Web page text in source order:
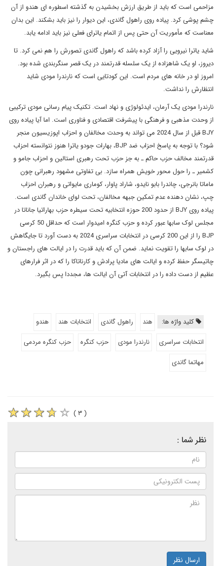
مزاحمی است که باید از طریق ارزش بخشیدن به گذشته اسطوره ای هندو از آن
چشم پوشی کرد. پیاده روی راهول گاندی، این دیوار را نیز باید بشکند. این بدان
معناست که مأموریت آن حتی پس از اتمام یاترای فعلی نیز باید ادامه یابد.
شاید یاترا نیرویی را آزاد کرده باشد که راهول گاندی تصورش را هم نمی کرد. تا
دیروز، او یک شاهزاده از یک سلسله قدرتمند در یک قصر سنگربندی شده بود.
امروز او در خانه های مردم است. این کودتایی است که نارندرا مودی شاید
انتظارش را نداشت.
نارندرا مودی یک آرمان، ایدئولوژی و نهاد است. تکنیک پیام‌ رسانی مودی ترکیبی
از وحدت مذهبی و فرهنگی با پیشرفت اقتصادی و فناوری است. اما آیا پیاده روی
BJY قبل از سال 2024 می تواند به وحدت مخالفان و احزاب اپوزیسیون منجر
شود؟ با توجه به پاسخ احزاب ضد BJP، بهارات جودو یاترا هنوز نتوانسته احزاب
قدرتمند مخالف حزب حاکم ـ به جز حزب تحت رهبری استالین و احزاب جامو و
کشمیر ـ را حول محور خویش همراه سازد. بی ‌تفاوتی مشهود رهبرانی چون
ماماتا بانرجی، چاندرا بابو نایدو، شاراد پاوار، کوماری مایواتی و رهبران احزاب
چپ، نشان ‌دهنده عدم تمکین جبهه مخالفان، تحت لوای خاندان گاندی است.
پیاده روی BJY از حدود 200 حوزه انتخابیه تحت سیطره حزب بهاراتیا جاناتا در
مجلس لوک سابها عبور کرده و حزب کنگره امیدوار است که حداقل 50 کرسی
BJP را از این 200 کرسی در انتخابات سراسری 2024 به دست آورد تا جایگاهش
در لوک سابها را تقویت نماید. ضمن آن که باید قدرت را در ایالت های راجستان و
چاتیسگر حفظ کرده و ایالت های مادیا پرادش و کارناتاکا را که در اثر فرارهای
عظیم از دست داده را در انتخابات آتی آن ایالت ها، مجددا پس بگیرد.
کلید واژه ها: هند راهول گاندی انتخابات هند
هندو
انتخابات سراسری
نارندرا مودی حزب کنگره
حزب کنگره مردمی
مهاتما گاندی
( ۳ )
نظر شما :
ارسال نظر